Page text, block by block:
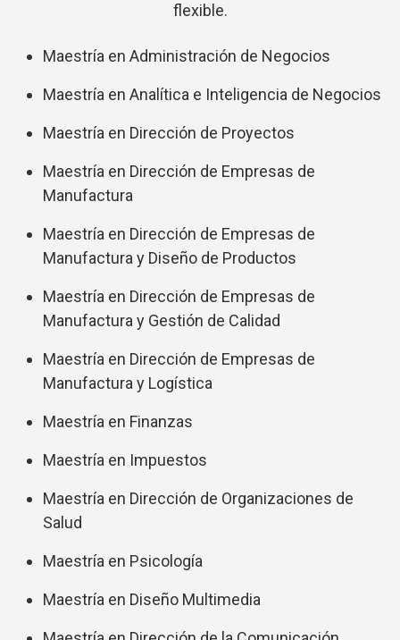
flexible.
Maestría en Administración de Negocios
Maestría en Analítica e Inteligencia de Negocios
Maestría en Dirección de Proyectos
Maestría en Dirección de Empresas de
Manufactura
Maestría en Dirección de Empresas de
Manufactura y Diseño de Productos
Maestría en Dirección de Empresas de
Manufactura y Gestión de Calidad
Maestría en Dirección de Empresas de
Manufactura y Logística
Maestría en Finanzas
Maestría en Impuestos
Maestría en Dirección de Organizaciones de
Salud
Maestría en Psicología
Maestría en Diseño Multimedia